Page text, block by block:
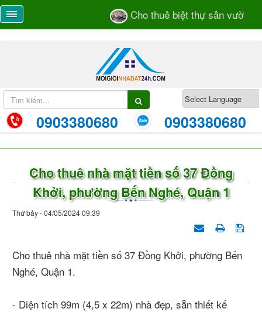
Cho thuê biệt thự sân vườn số
0903380680 0903380680
Cho thuê nhà mặt tiền số 37 Đồng
Khởi, phường Bến Nghé, Quận 1
Thứ bảy - 04/05/2024 09:39
Cho thuê nhà mặt tiền số 37 Đồng Khởi, phường Bến
Nghé, Quận 1.
- Diện tích 99m (4,5 x 22m) nhà đẹp, sẵn thiết kế